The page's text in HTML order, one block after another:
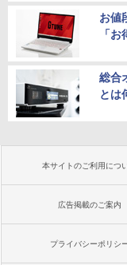
お値
「
総合
とは
本サイトのご利用につ
広告掲載のご案内
プライバシーポリシ